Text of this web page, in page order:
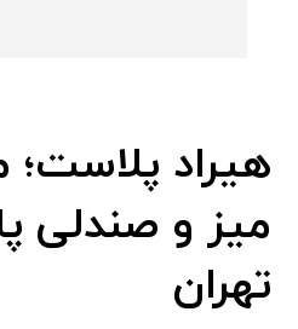
هیراد
میز و صندلی
تهران